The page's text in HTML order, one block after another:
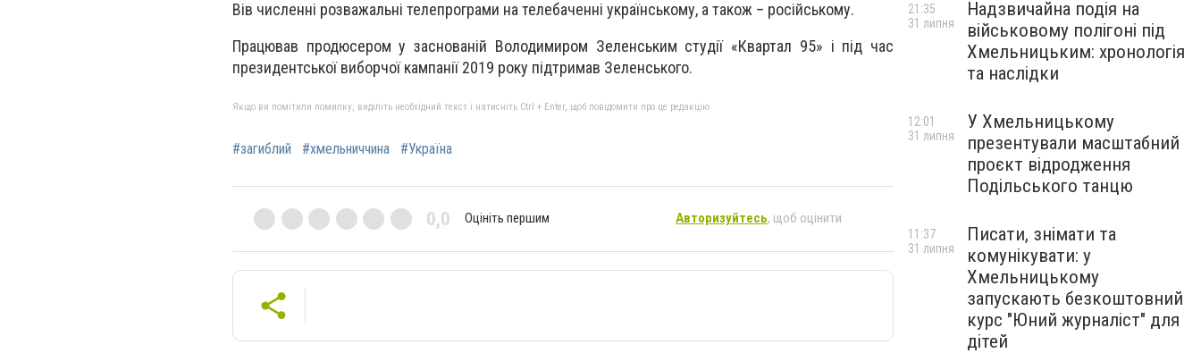
Вів численні розважальні телепрограми на телебаченні українському, а також – російському.
Працював продюсером у заснованій Володимиром Зеленським студії «Квартал 95» і під час
президентської виборчої кампанії 2019 року підтримав Зеленського.
Якщо ви помітили помилку, виділіть необхідний текст і натисніть Ctrl + Enter, щоб повідомити про це редакцію
#загиблий #хмельниччина #Україна
0,0 Оцініть першим Авторизуйтесь, щоб оцінити
Надзвичайна подія на
військовому полігоні під
Хмельницьким: хронологія
та наслідки
21:35
31 липня
У Хмельницькому
презентували масштабний
проєкт відродження
Подільського танцю
12:01
31 липня
Писати, знімати та
комунікувати: у
Хмельницькому
запускають безкоштовний
курс "Юний журналіст" для
дітей
11:37
31 липня